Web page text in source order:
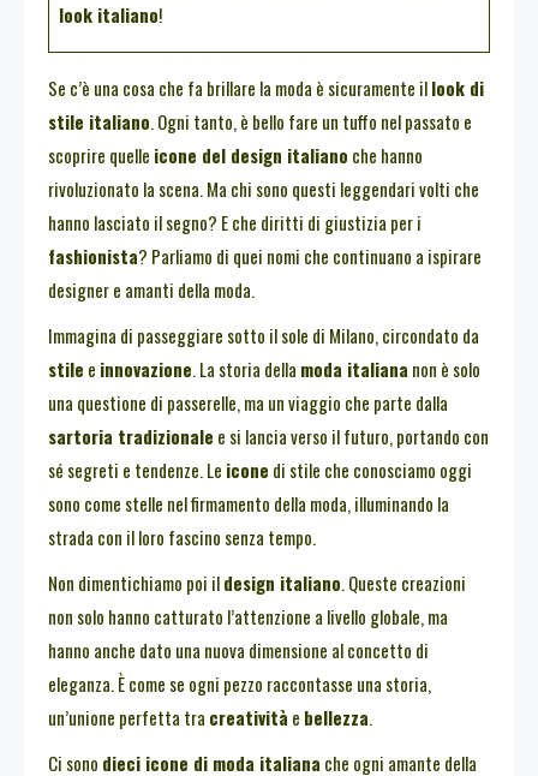
look italiano!
Se c’è una cosa che fa brillare la moda è sicuramente illook di
stile italiano. Ogni tanto, è bello fare un tuffo nel passato e
scoprire quelle icone del design italiano che hanno
rivoluzionato la scena. Ma chi sono questi leggendari volti che
hanno lasciato il segno? E che diritti di giustizia per i
fashionista? Parliamo di quei nomi che continuano a ispirare
designer e amanti della moda.
Immagina di passeggiare sotto il sole di Milano, circondato da
stile e innovazione. La storia della moda italiana non è solo
una questione di passerelle, ma un viaggio che parte dalla
sartoria tradizionale e si lancia verso il futuro, portando con
sé segreti e tendenze. Le icone di stile che conosciamo oggi
sono come stelle nel firmamento della moda, illuminando la
strada con il loro fascino senza tempo.
Non dimentichiamo poi ildesign italiano. Queste creazioni
non solo hanno catturato l’attenzione a livello globale, ma
hanno anche dato una nuova dimensione al concetto di
eleganza. È come se ogni pezzo raccontasse una storia,
un’unione perfetta tra creatività e bellezza.
Ci sono dieci icone di moda italiana che ogni amante della